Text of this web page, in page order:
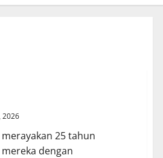
2026
25 tahun
dengan